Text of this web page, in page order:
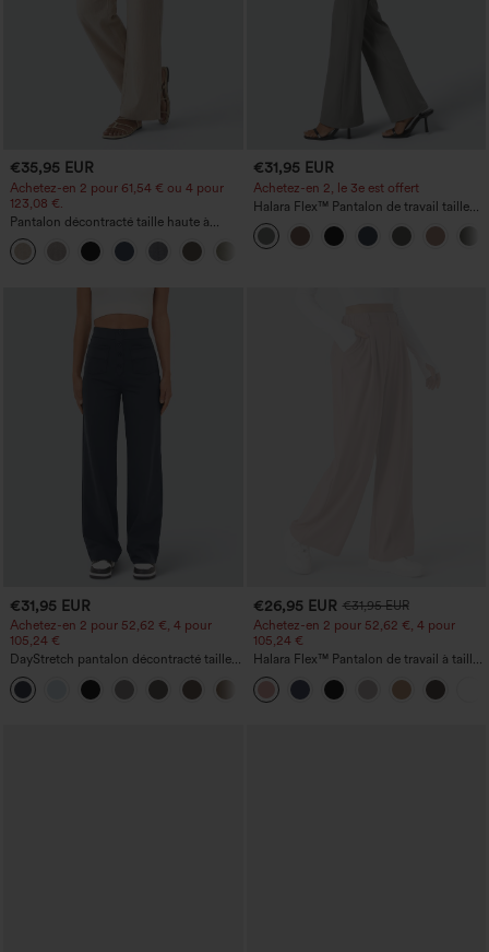
€35,95 EUR
Achetez-en 2 pour 61,54 € ou 4 pour
123,08 €.
Pantalon décontracté taille haute à
jambe droite, effet lin, avec poches
€31,95 EUR
Achetez-en 2, le 3e est offert
Halara Flex™ Pantalon de travail taille
haute avec poche latérale arrière et
légère coupe évasée
€31,95 EUR
Achetez-en 2 pour 52,62 €, 4 pour
105,24 €
DayStretch pantalon décontracté taille
haute avec poches et coupe droite
+23
€26,95 EUR €31,95 EUR
Achetez-en 2 pour 52,62 €, 4 pour
105,24 €
Halara Flex™ Pantalon de travail à taille
haute, jambe large, avec poches, en
maille gaufrée